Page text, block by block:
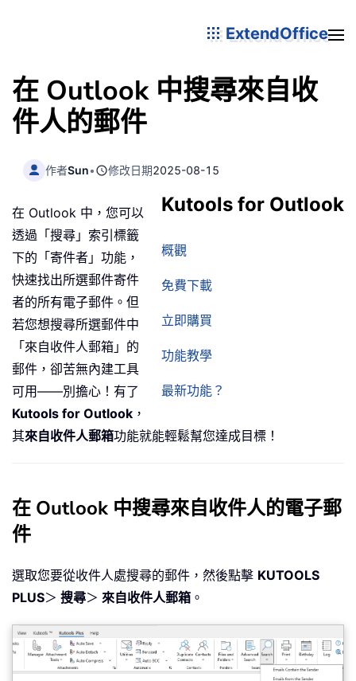
ExtendOffice
在 Outlook 中搜尋來自收
件人的郵件
作者Sun• 修改日期2025-08-15
Kutools for Outlook
概觀
免費下載
立即購買
功能教學
最新功能？
在 Outlook 中，您可以
透過「搜尋」索引標籤
下的「寄件者」功能，
快速找出所選郵件寄件
者的所有電子郵件。但
若您想搜尋所選郵件中
「來自收件人郵箱」的
郵件，卻苦無內建工具
可用——別擔心！有了
Kutools for Outlook ，
其來自收件人郵箱功能就能輕鬆幫您達成目標！
在 Outlook 中搜尋來自收件人的電子郵
件
選取您要從收件人處搜尋的郵件，然後點擊 KUTOOLS
PLUS＞ 搜尋＞ 來自收件人郵箱 。